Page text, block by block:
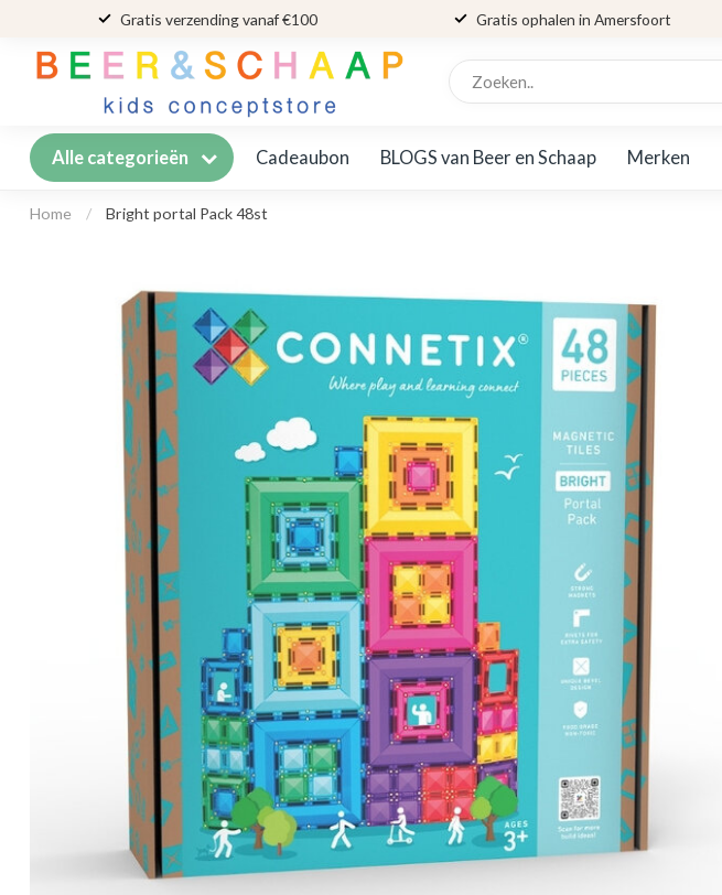
Gratis verzending vanaf €100 Gratis ophalen in Amersfoort
Alle categorieën Cadeaubon BLOGS van Beer en Schaap Merken
Home / Bright portal Pack 48st